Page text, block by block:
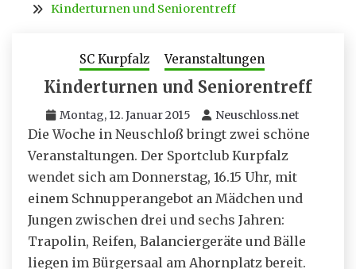
Kinderturnen und Seniorentreff
SC Kurpfalz Veranstaltungen
Kinderturnen und Seniorentreff
Montag, 12. Januar 2015 Neuschloss.net
Die Woche in Neuschloß bringt zwei schöne
Veranstaltungen. Der Sportclub Kurpfalz
wendet sich am Donnerstag, 16.15 Uhr, mit
einem Schnupperangebot an Mädchen und
Jungen zwischen drei und sechs Jahren:
Trapolin, Reifen, Balanciergeräte und Bälle
liegen im Bürgersaal am Ahornplatz bereit.